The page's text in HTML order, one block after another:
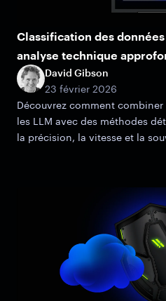
Classification des données
analyse technique
David Gibson
23 février 2026
Découvrez comment
les LLM avec des méthodes
la précision, la vitesse et la